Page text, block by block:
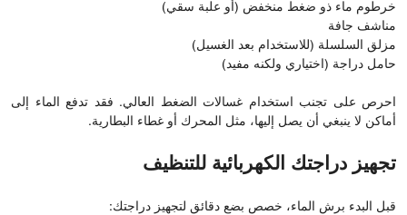
خرطوم ماء ذو ​​ضغط منخفض (أو علبة سقي)
مناشف جافة
مزلق السلسلة (للاستخدام بعد الغسيل)
حامل دراجة (اختياري ولكنه مفيد)
احرص على تجنب استخدام غسالات الضغط العالي. فقد تدفع الماء إلى
أماكن لا ينبغي أن يصل إليها، مثل المحرك أو غطاء البطارية.
تجهيز دراجتك الكهربائية للتنظيف
قبل البدء برش الماء، خصص بضع دقائق لتجهيز دراجتك: